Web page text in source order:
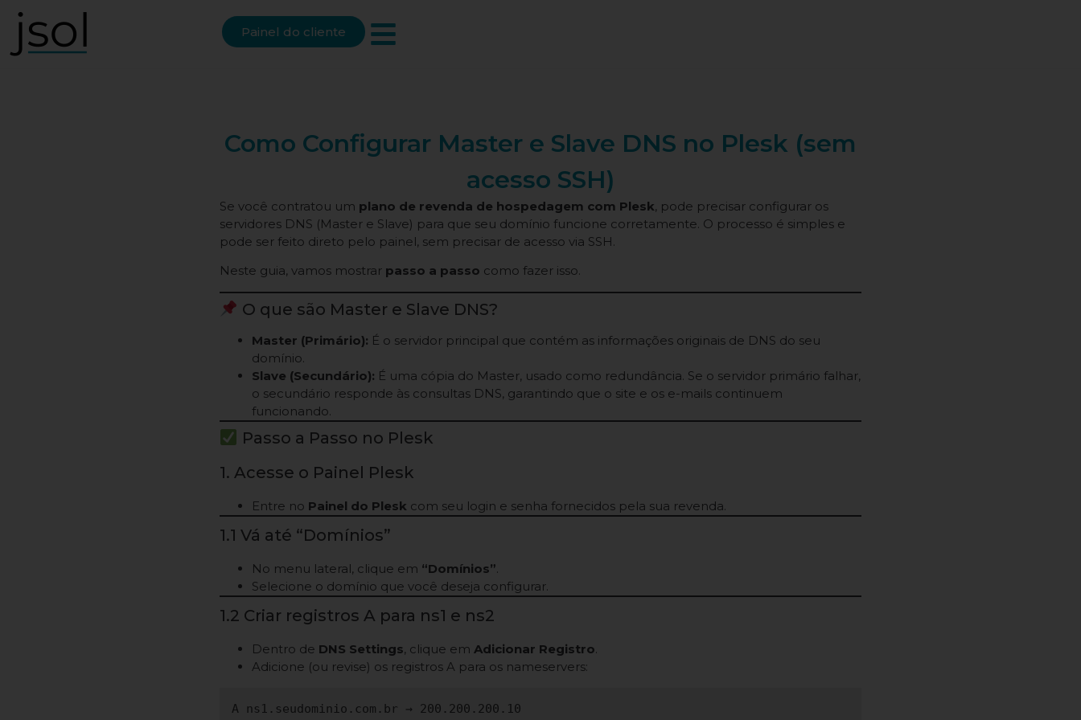
Painel do cliente
Como Configurar Master e Slave DNS no Plesk (sem
acesso SSH)
Se você contratou um plano de revenda de hospedagem com Plesk, pode precisar configurar os
servidores DNS (Master e Slave) para que seu domínio funcione corretamente. O processo é simples e
pode ser feito direto pelo painel, sem precisar de acesso via SSH.
Neste guia, vamos mostrar passo a passo como fazer isso.
O que são Master e Slave DNS?
Master (Primário): É o servidor principal que contém as informações originais de DNS do seu
domínio.
Slave (Secundário): É uma cópia do Master, usado como redundância. Se o servidor primário falhar,
o secundário responde às consultas DNS, garantindo que o site e os e-mails continuem
funcionando.
Passo a Passo no Plesk
1. Acesse o Painel Plesk
Entre no Painel do Plesk com seu login e senha fornecidos pela sua revenda.
1.1 Vá até “Domínios”
No menu lateral, clique em “Domínios”.
Selecione o domínio que você deseja configurar.
1.2 Criar registros A para ns1 e ns2
Dentro de DNS Settings, clique em Adicionar Registro.
Adicione (ou revise) os registros A para os nameservers:
A ns1.seudominio.com.br → 200.200.200.10